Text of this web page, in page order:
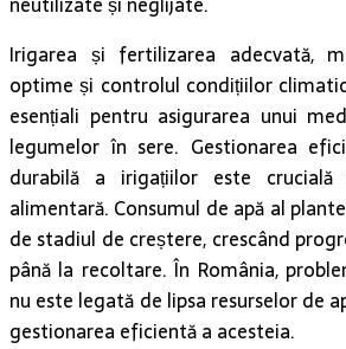
Irigarea și fertilizarea adecvată,
optime și controlul condițiilor
esențiali pentru asigurarea unui
legumelor în sere. Gestionarea
durabilă a irigațiilor este crucială
alimentară. Consumul de apă al
de stadiul de creștere, crescând
până la recoltare. În România,
nu este legată de lipsa resurselor de
gestionarea eficientă a acesteia.